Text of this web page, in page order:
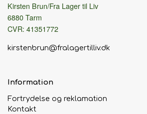
Kirsten Brun/Fra Lager til Liv
6880 Tarm
CVR: 41351772
kirstenbrun@fralagertilliv.dk
Information
Fortrydelse og reklamation
Kontakt